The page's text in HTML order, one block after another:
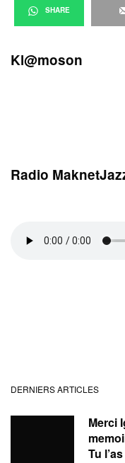
SHARE
Kl@moson
Radio
DERNIERS ARTICLES
Merci
Tu